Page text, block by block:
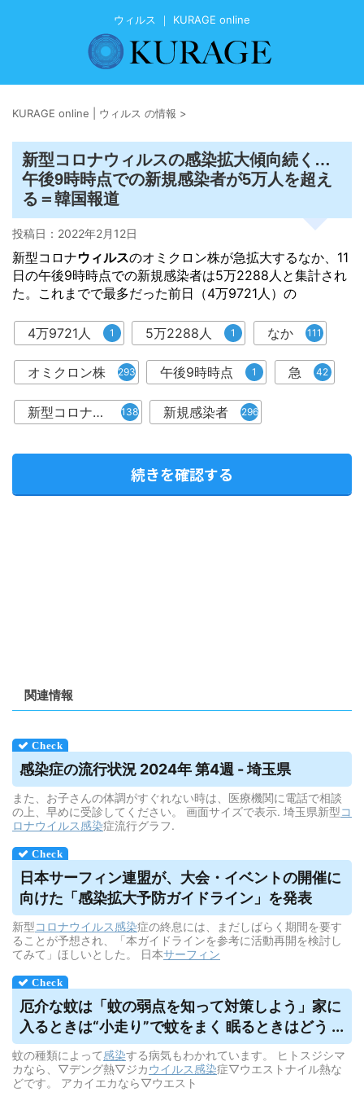
ウィルス ｜ KURAGE online
KURAGE online | ウィルス の情報 >
新型コロナウィルスの感染拡大傾向続く…
午後9時時点での新規感染者が5万人を超え
る＝韓国報道
投稿日： 2022年2月12日
新型コロナウィルスのオミクロン株が急拡大するなか、11
日の午後9時時点での新規感染者は5万2288人と集計され
た。これまでで最多だった前日（4万9721人）の
4万9721人 1 5万2288人 1 なか 111
オミクロン株 293 午後9時時点 1 急 42
新型コロナウィルス 1382 新規感染者 296
続きを確認する
関連情報
感染症の流行状況 2024年 第4週 - 埼玉県
また、お子さんの体調がすぐれない時は、医療機関に電話で相談
の上、早めに受診してください。 画面サイズで表示. 埼玉県新型コ
ロナウイルス感染症流行グラフ.
日本サーフィン連盟が、大会・イベントの開催に
向けた「感染拡大予防ガイドライン」を発表
新型コロナウイルス感染症の終息には、まだしばらく期間を要す
ることが予想され、「本ガイドラインを参考に活動再開を検討し
てみて」ほしいとした。 日本サーフィン
厄介な蚊は「蚊の弱点を知って対策しよう」家に
入るときは“小走り”で蚊をまく 眠るときはどう ...
蚊の種類によって感染する病気もわかれています。 ヒトスジシマ
カなら、▽デング熱▽ジカウイルス感染症▽ウエストナイル熱な
どです。 アカイエカなら▽ウエスト